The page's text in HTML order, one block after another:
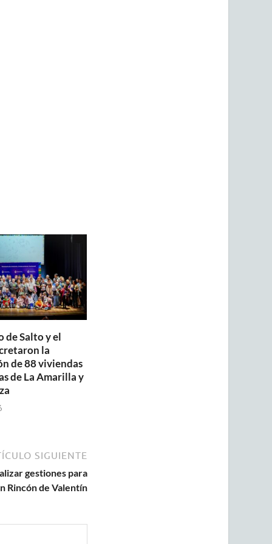
de Salto y el
la
de 88 viviendas
de La Amarilla y
SIGUIENTE
gestiones para
Rincón de Valentín